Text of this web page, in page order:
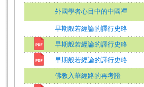
外國學者心目中的中國禪
早期般若經論的譯行史略
早期般若經論的譯行史略
早期般若經論的譯行史略
佛教入華經路的再考證